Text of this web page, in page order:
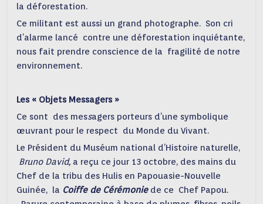
la déforestation.
Ce militant est aussi un grand photographe. Son cri
d’alarme lancé contre une déforestation inquiétante,
nous fait prendre conscience de la fragilité de notre
environnement.
Les « Objets Messagers »
Ce sont des messagers porteurs d’une symbolique
œuvrant pour le respect du Monde du Vivant.
Le Président du Muséum national d’Histoire naturelle,
Bruno David, a reçu ce jour 13 octobre, des mains du
Chef de la tribu des Hulis en Papouasie-Nouvelle
Guinée, la Coiffe de Cérémoniede ce Chef Papou.